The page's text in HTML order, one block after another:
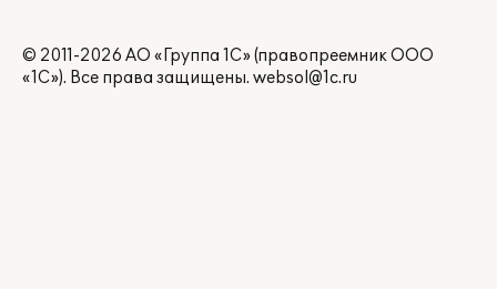
© 2011-2026 АО «Группа 1С» (правопреемник ООО
«1С»). Все права защищены. websol@1c.ru